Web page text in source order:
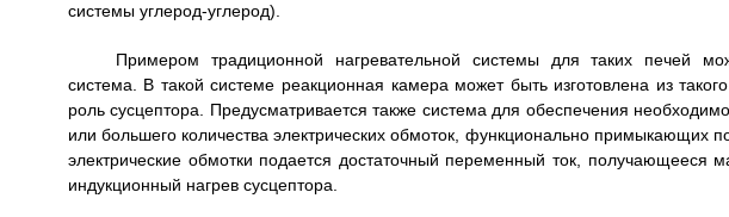
системы углерод-углерод).
Примером традиционной нагревательной системы для таких печей
система. В такой системе реакционная камера может быть изготовлена из
роль сусцептора. Предусматривается также система для обеспечения
или большего количества электрических обмоток, функционально примыкающих
электрические обмотки подается достаточный переменный ток, получающееся
индукционный нагрев сусцептора.